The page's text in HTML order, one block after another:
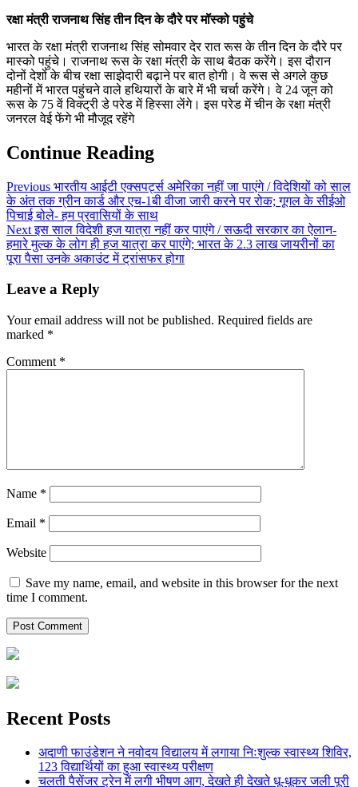
रक्षा मंत्री राजनाथ सिंह तीन दिन के दौरे पर मॉस्को पहुंचे
भारत के रक्षा मंत्री राजनाथ सिंह सोमवार देर रात रूस के तीन दिन के दौरे पर
मास्को पहुंचे। राजनाथ रूस के रक्षा मंत्री के साथ बैठक करेंगे। इस दौरान
दोनों देशों के बीच रक्षा साझेदारी बढ़ाने पर बात होगी। वे रूस से अगले कुछ
महीनों में भारत पहुंचने वाले हथियारों के बारे में भी चर्चा करेंगे। वे 24 जून को
रूस के 75 वें विक्ट्री डे परेड में हिस्सा लेंगे। इस परेड में चीन के रक्षा मंत्री
जनरल वेई फेंगे भी मौजूद रहेंगे
Continue Reading
Previous भारतीय आईटी एक्सपर्ट्स अमेरिका नहीं जा पाएंगे / विदेशियों को साल
के अंत तक ग्रीन कार्ड और एच-1बी वीजा जारी करने पर रोक; गूगल के सीईओ
पिचाई बोले- हम प्रवासियों के साथ
Nextइस साल विदेशी हज यात्रा नहीं कर पाएंगे / सऊदी सरकार का ऐलान-
हमारे मुल्क के लोग ही हज यात्रा कर पाएंगे; भारत के 2.3 लाख जायरीनों का
पूरा पैसा उनके अकाउंट में ट्रांसफर होगा
Leave a Reply
Your email address will not be published. Required fields are
marked *
Comment *
Name *
Email *
Website
Save my name, email, and website in this browser for the next
time I comment.
Recent Posts
अदाणी फाउंडेशन ने नवोदय विद्यालय में लगाया निःशुल्क स्वास्थ्य शिविर,
123 विद्यार्थियों का हुआ स्वास्थ्य परीक्षण
चलती पैसेंजर ट्रेन में लगी भीषण आग, देखते ही देखते धू-धूकर जली पूरी